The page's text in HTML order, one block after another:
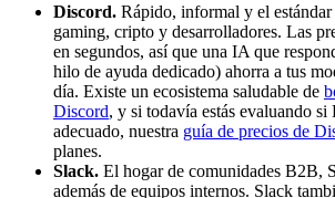
Discord. Rápido, informal y el
gaming, cripto y desarrolladores. Las
en segundos, así que una IA que
hilo de ayuda dedicado) ahorra a tus
día. Existe un ecosistema saludable de
Discord, y si todavía estás evaluando
adecuado, nuestra guía de precios de
planes.
Slack. El hogar de comunidades B2B,
además de equipos internos. Slack